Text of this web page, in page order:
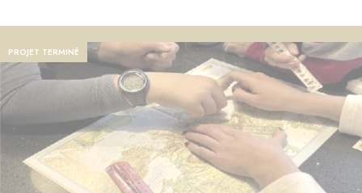
PROJET TERMINÉ